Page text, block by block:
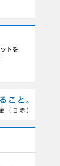
ットを